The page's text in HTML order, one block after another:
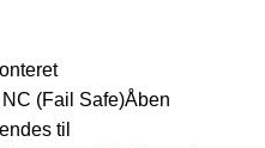
(Fail Safe)Åben
til